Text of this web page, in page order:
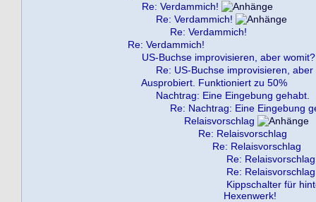
Re: Verdammich!
Re: Verdammich!
Re: Verdammich!
Re: Verdammich!
US-Buchse improvisieren, aber womit?
Re: US-Buchse improvisieren, aber
Ausprobiert. Funktioniert zu 50%
Nachtrag: Eine Eingebung gehabt.
Re: Nachtrag: Eine Eingebung
Relaisvorschlag
Re: Relaisvorschlag
Re: Relaisvorschlag
Re: Relaisvorschlag
Re: Relaisvorschlag
Kippschalter für
Hexenwerk!